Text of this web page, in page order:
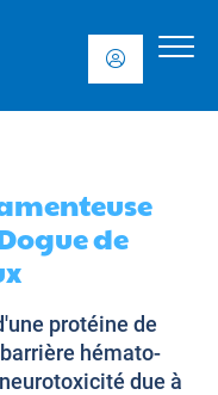
de
protéine de
hémato-
due à